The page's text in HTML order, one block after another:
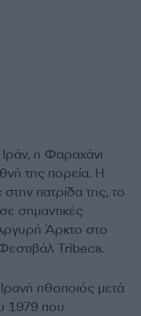
η Φαραχάνι
της πορεία. Η
στην πατρίδα της, το
σημαντικές
Άρκτο στο
Tribeca.
ηθοποιός μετά
1979 που